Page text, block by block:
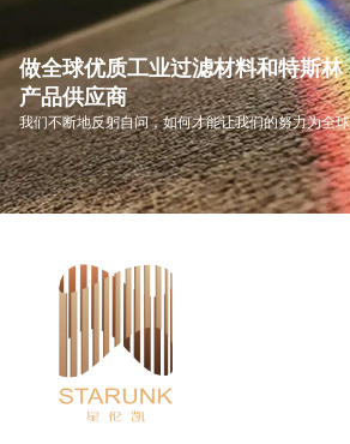
做全球优质工业过滤材料和特斯林
产品供应商
我们不断地反躬自问，如何才能让我们的努力为全